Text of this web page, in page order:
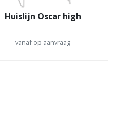
Huislijn Oscar high
vanaf op aanvraag